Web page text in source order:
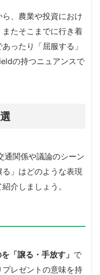
ら、農業や投資におけ
たそこまでに行き着
ったり「屈服する」
の持つニュアンスで
通関係や議論のシーン
」はどのような表現
介しましょう。
「譲る・手放す」 で
レゼントの意味を持